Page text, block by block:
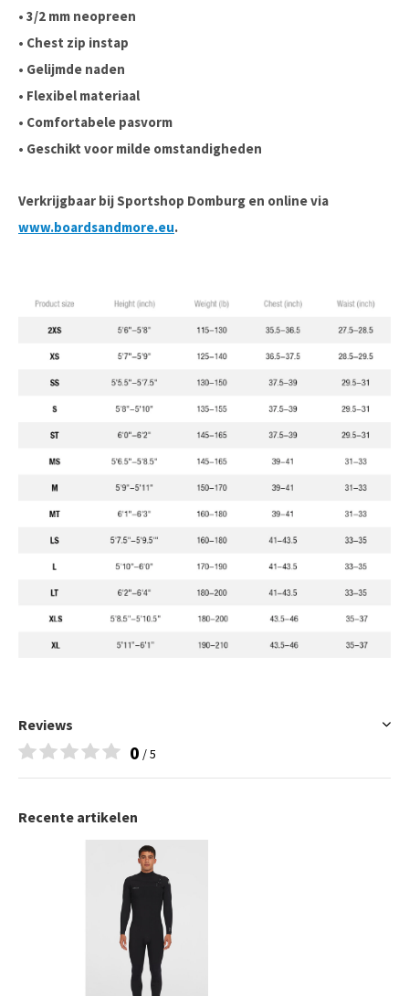
• 3/2 mm neopreen
• Chest zip instap
• Gelijmde naden
• Flexibel materiaal
• Comfortabele pasvorm
• Geschikt voor milde omstandigheden
Verkrijgbaar bij Sportshop Domburg en online via
www.boardsandmore.eu.
Reviews
0 / 5
Recente artikelen